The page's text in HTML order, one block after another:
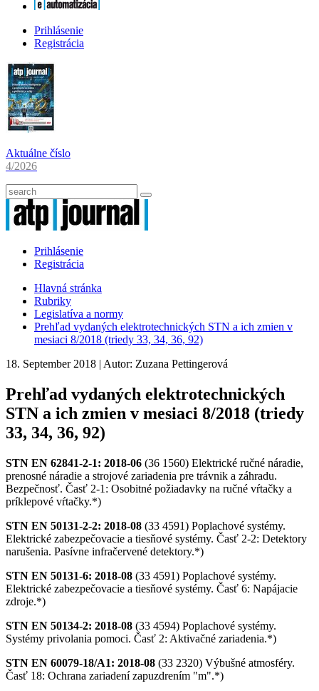
Prihlásenie
Registrácia
Aktuálne číslo
4/2026
Prihlásenie
Registrácia
Hlavná stránka
Rubriky
Legislatíva a normy
Prehľad vydaných elektrotechnických STN a ich zmien v
mesiaci 8/2018 (triedy 33, 34, 36, 92)
18. September 2018 | Autor: Zuzana Pettingerová
Prehľad vydaných elektrotechnických
STN a ich zmien v mesiaci 8/2018 (triedy
33, 34, 36, 92)
STN EN 62841-2-1: 2018-06 (36 1560) Elektrické ručné náradie,
prenosné náradie a strojové zariadenia pre trávnik a záhradu.
Bezpečnosť. Časť 2-1: Osobitné požiadavky na ručné vŕtačky a
príklepové vŕtačky.*)
STN EN 50131-2-2: 2018-08 (33 4591) Poplachové systémy.
Elektrické zabezpečovacie a tiesňové systémy. Časť 2-2: Detektory
narušenia. Pasívne infračervené detektory.*)
STN EN 50131-6: 2018-08 (33 4591) Poplachové systémy.
Elektrické zabezpečovacie a tiesňové systémy. Časť 6: Napájacie
zdroje.*)
STN EN 50134-2: 2018-08 (33 4594) Poplachové systémy.
Systémy privolania pomoci. Časť 2: Aktivačné zariadenia.*)
STN EN 60079-18/A1: 2018-08 (33 2320) Výbušné atmosféry.
Časť 18: Ochrana zariadení zapuzdrením "m".*)